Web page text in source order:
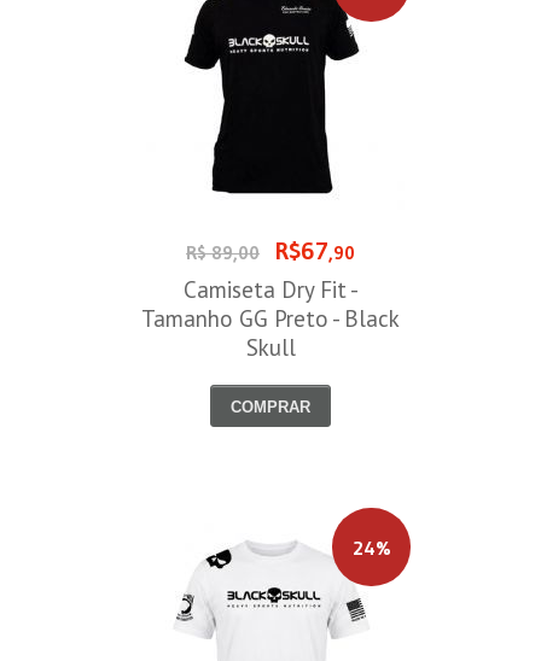
R$ 89,00 R$67,90
Camiseta Dry Fit -
Tamanho GG Preto - Black
Skull
COMPRAR
24%